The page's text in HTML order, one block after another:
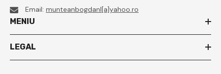
Email: munteanbogdanl[a]yahoo.ro
MENIU
LEGAL